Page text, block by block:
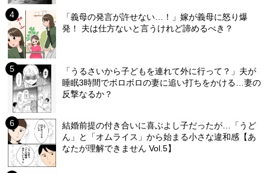
「義母の発言が許せない…！」嫁が義母に怒り爆
発！ 夫は仕方ないと言うけれど諦めるべき？
「うるさいから子どもを連れて外に行って？」夫が
睡眠3時間でボロボロの妻に追い打ちをかける…妻の
反撃なるか？
結婚前提の付き合いに喜ぶよし子だったが…「うど
ん」と「オムライス」から始まる小さな違和感【あ
なたが理解できません Vol.5】